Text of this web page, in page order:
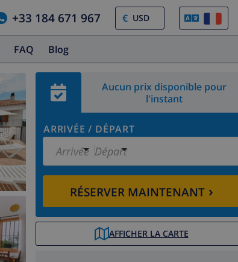
+33 184 671 967 €
FAQ Blog
Aucun prix disponible pour
l'instant
ARRIVÉE / DÉPART
Arrivée Départ
RÉSERVER MAINTENANT›
AFFICHER LA CARTE